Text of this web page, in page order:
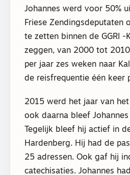
Johannes werd voor 50%
Friese Zendingsdeputaten
te zetten binnen de GGRI -
zeggen, van 2000 tot
per jaar zes weken naar
de reisfrequentie één keer
2015 werd het jaar van
ook daarna bleef
Tegelijk bleef hij actief in
Hardenberg. Hij had de
25 adressen. Ook gaf hij
catechisaties. Johannes